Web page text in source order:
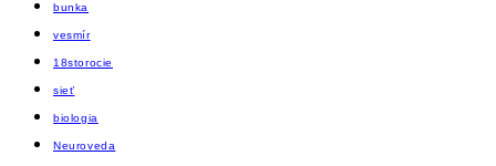
bunka
vesmír
18storocie
sieť
biologia
Neuroveda